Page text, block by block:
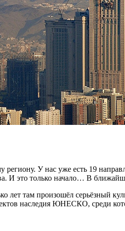
У нас уже есть 19
И это только начало… В
лет там произошёл серьёзный
наследия ЮНЕСКО, среди